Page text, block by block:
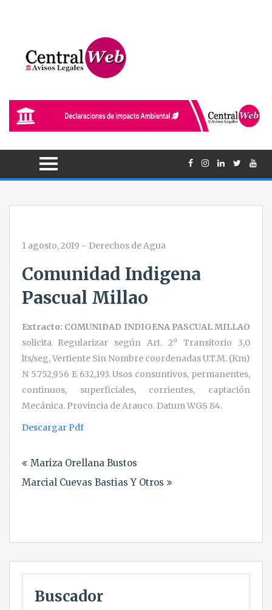
1 agosto, 2019 - Derechos de Agua
Comunidad Indigena
Pascual Millao
Extracto: COMUNIDAD INDIGENA PASCUAL MILLAO
solicita Regularizar según Art. 2º Transitorio 3,0
lts/seg, Vertiente Sin Nombre coordenadas U.T.M. (Km)
N 5.752,956 E 632,193. Usos consuntivos, permanentes,
continuos, superficiales, corrientes, captación
Mecánica. Provincia de Arauco. Datum WGS 84.
Descargar Pdf
de
entradas
Mariza Orellana Bustos
Marcial Cuevas Bastias Y Otros
Buscador